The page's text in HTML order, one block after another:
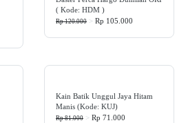
( Kode: HDM )
Rp 120.000 > Rp 105.000
Kain Batik Unggul Jaya Hitam
Manis (Kode: KUJ)
Rp 81.000 > Rp 71.000